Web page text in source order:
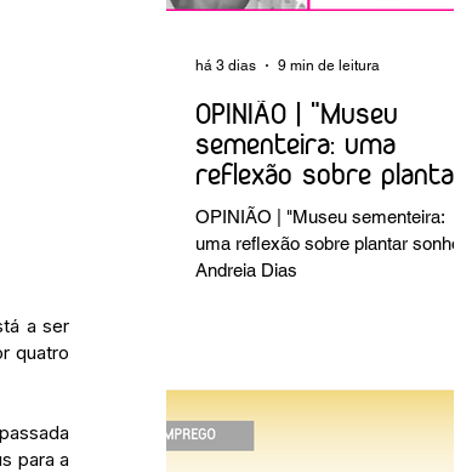
a ser
quatro
para a
OPINIÃO | "Museu
sementeira: uma
reflexão sobre plantar
sonhos" Andreia Dias
OPINIÃO | "Museu sementeira:
uma reflexão sobre plantar sonhos"
Andreia Dias
há 3 dias 9 min de leitura